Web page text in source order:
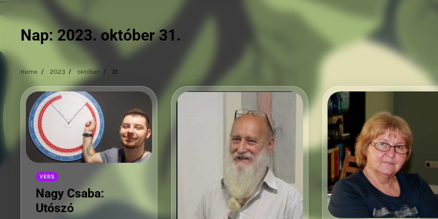
Nap:2023. október 31.
Home 2023 október 31
VERS
Nagy Csaba:
Utószó